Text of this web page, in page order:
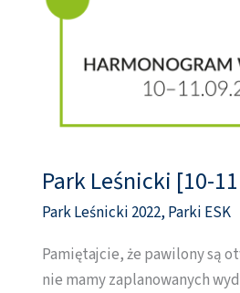
Park Leśnicki [10-
Park Leśnicki 2022, Parki ESK
Pamiętajcie, że pawilony są
nie mamy zaplanowanych
Park
Leśnicki
11
września]